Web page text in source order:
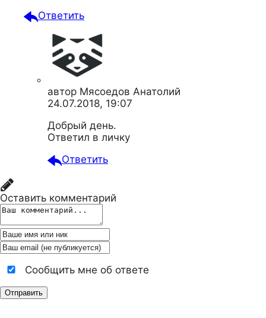
Ответить
автор Мясоедов Анатолий
24.07.2018, 19:07
Добрый день.
Ответил в личку
Ответить
Оставить комментарий
Сообщить мне об ответе